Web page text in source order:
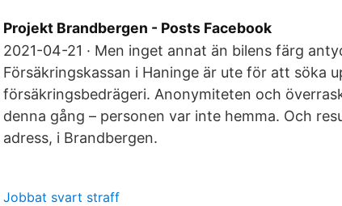
Projekt Brandbergen - Posts Facebook
2021-04-21 · Men inget annat än bilens färg
Försäkringskassan i Haninge är ute för att söka
försäkringsbedrägeri. Anonymiteten och
denna gång – personen var inte hemma. Och
adress, i Brandbergen.
Jobbat svart straff